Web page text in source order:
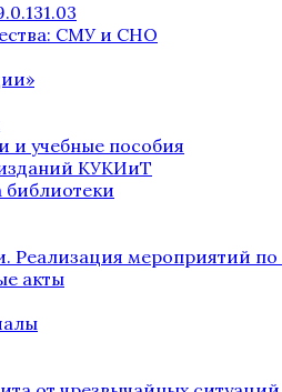
СМУ и СНО
и учебные пособия
КУКИиТ
библиотеки
Реализация мероприятий
акты